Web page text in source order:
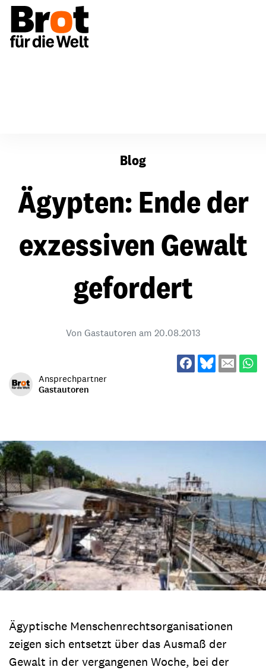
Blog
Ägypten: Ende der
exzessiven Gewalt
gefordert
Von Gastautoren am 20.08.2013
Ansprechpartner
Gastautoren
Ägyptische Menschenrechtsorganisationen
zeigen sich entsetzt über das Ausmaß der
Gewalt in der vergangenen Woche, bei der